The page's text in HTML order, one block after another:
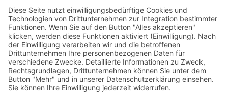
AGB
Cookie-Einstellungen
Unternehmensgruppe
Geschichte